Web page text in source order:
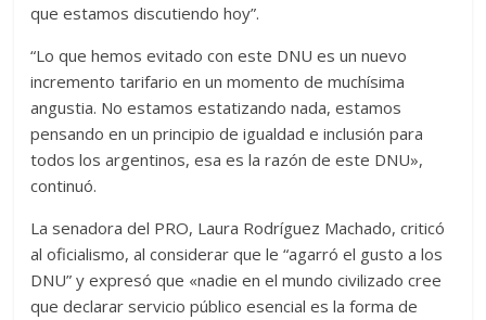
que estamos discutiendo hoy”.
“Lo que hemos evitado con este DNU es un nuevo
incremento tarifario en un momento de muchísima
angustia. No estamos estatizando nada, estamos
pensando en un principio de igualdad e inclusión para
todos los argentinos, esa es la razón de este DNU»,
continuó.
La senadora del PRO, Laura Rodríguez Machado, criticó
al oficialismo, al considerar que le “agarró el gusto a los
DNU” y expresó que «nadie en el mundo civilizado cree
que declarar servicio público esencial es la forma de